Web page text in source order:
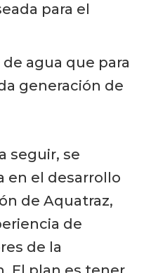
para el
agua que para
generación de
seguir, se
en el desarrollo
de Aquatraz,
de
de la